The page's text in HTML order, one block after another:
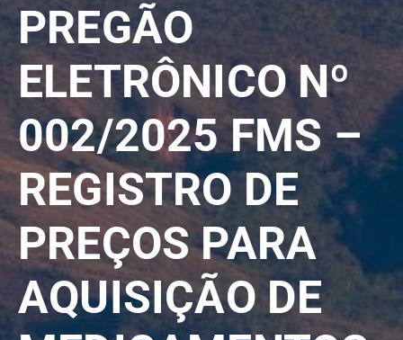
A
Prefeitura
Notícias
Serviços
Transparência
Webmail
PREGÃO
ELETRÔNICO Nº
002/2025 FMS –
REGISTRO DE
PREÇOS PARA
AQUISIÇÃO DE